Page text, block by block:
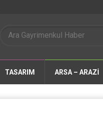
TASARIM ARSA – ARAZİ